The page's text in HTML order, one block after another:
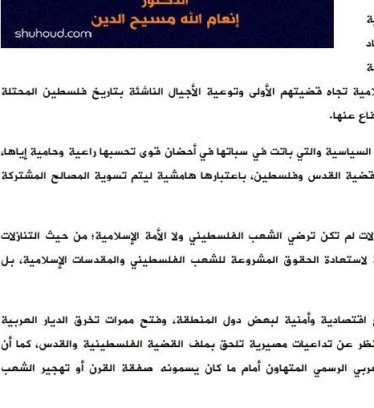
تجاه قضيتهم الأولى وتوعية الأجيال الناشئة بتاريخ فلسطين المحتلة
عنها.
السياسية والتي باتت في سباتها في أحضان قوى تحسبها راعية وحامية إياها،
القدس وفلسطين، باعتبارها هامشية ليتم تسوية المصالح المشتركة
لم تكن ترضي الشعب الفلسطيني ولا الأمة الإسلامية؛ من حيث التنازلات
لاستعادة الحقوق المشروعة للشعب الفلسطيني والمقدسات الإسلامية، بل
وأمنية لبعض دول المنطقة، وفتح ممرات تخرق الديار العربية
عن تداعيات مصيرية تلحق بملف القضية الفلسطينية والقدس، كما أن
الرسمي المتهاون أمام ما كان يسمونه صفقة القرن أو تهجير الشعب